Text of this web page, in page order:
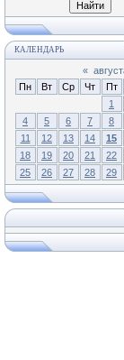
КАЛЕНДАРЬ
«
Пн
Вт Ср Чт Пт
1
4
5 6 7 8
11
12 13 14 15
18
19 20 21 22
25
26 27 28 29